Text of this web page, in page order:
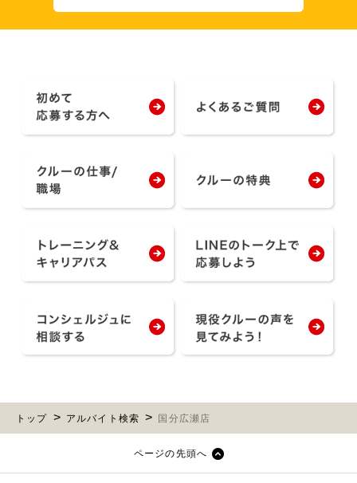
トップ アルバイト検索 国分広瀬店
ページの先頭へ